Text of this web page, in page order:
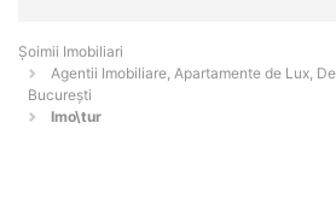
Șoimii Imobiliari
Agentii Imobiliare, Apartamente de Lux,
Bucureşti
Imo\tur